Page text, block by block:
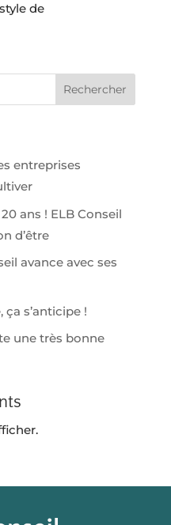
de
Rechercher
entreprises
ans ! ELB Conseil
d’être
avance avec ses
s’anticipe !
une très bonne